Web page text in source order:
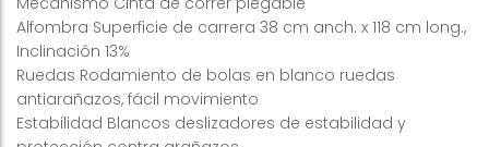
Alfombra Superficie de carrera 38 cm anch. x 118 cm long.,
Inclinación 13%
Ruedas Rodamiento de bolas en blanco ruedas
antiarañazos, fácil movimiento
Estabilidad Blancos deslizadores de estabilidad y